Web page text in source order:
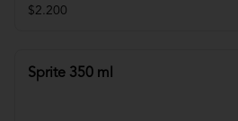
$2.200
Sprite 350 ml